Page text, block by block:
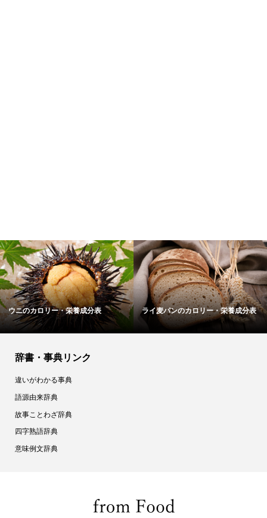
ウニのカロリー・栄養成分表 ライ麦パンのカロリー・栄養成分表
辞書・事典リンク
違いがわかる事典
語源由来辞典
故事ことわざ辞典
四字熟語辞典
意味例文辞典